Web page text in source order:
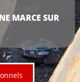
MARCE SUR